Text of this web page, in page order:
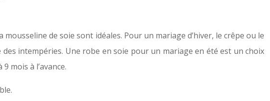
de soie sont idéales. Pour un mariage d’hiver, le crêpe ou le
intempéries. Une robe en soie pour un mariage en été est un choix
mois à l’avance.